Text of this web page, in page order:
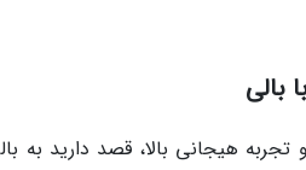
بالی
هیجانی بالا، قصد دارید به